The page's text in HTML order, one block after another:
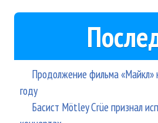
Продолжение фильма «Майкл»
году
Басист Mötley Crüe признал